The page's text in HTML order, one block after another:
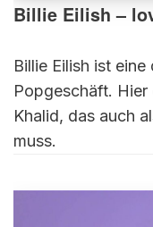
Billie Eilish –
Billie Eilish ist
Popgeschäft.
Khalid, das auch
muss.